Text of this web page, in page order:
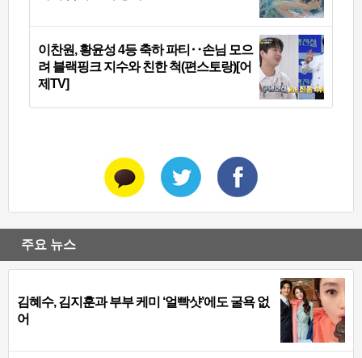
이찬원, 황윤성 4등 축하 파티‥손님 모으
려 블랙핑크 지수와 친한 척(편스토랑)[어
제TV]
주요 뉴스
김혜수, 김지훈과 부부 케미 ‘얼빡샷’에도 굴욕 없
어